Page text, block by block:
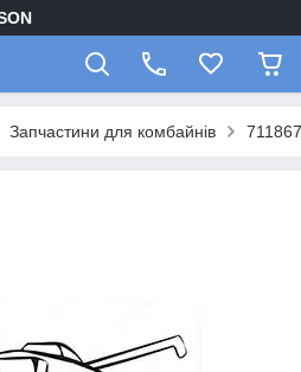
Запчастини для комбайнів